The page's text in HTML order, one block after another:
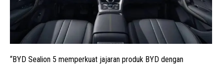
“BYD Sealion 5 memperkuat jajaran produk BYD dengan